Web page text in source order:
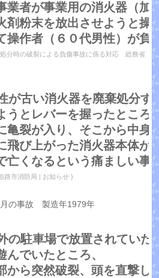
業者が事業用の消火器（加
剤粉末を放出させようと操
操作者（６０代男性）が負
分時の破裂による負傷事故に係る対応 総務省
が古い消火器を廃棄処分す
うとレバーを握ったところ
亀裂が入り、そこから中身
飛び上がった消火器本体が
亡くなるという痛ましい事
路市消防局 | お知らせ )
の事故 製造年1979年
の駐車場で放置されていた
でいたところ、
から突然破裂、頭を直撃し